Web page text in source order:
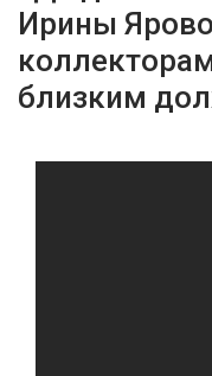
Ирины
близким